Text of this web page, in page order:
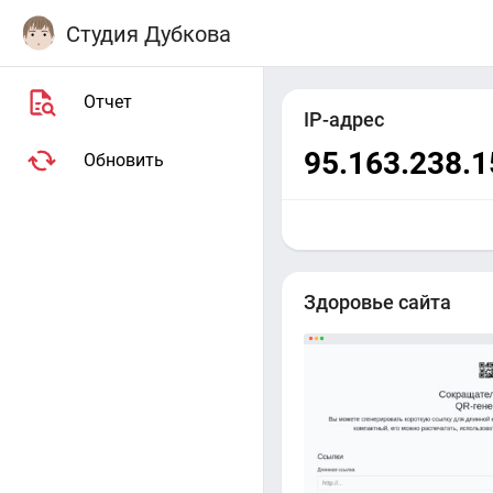
Студия Дубкова
Отчет
Обновить
IP-адрес
Здоровье сайта